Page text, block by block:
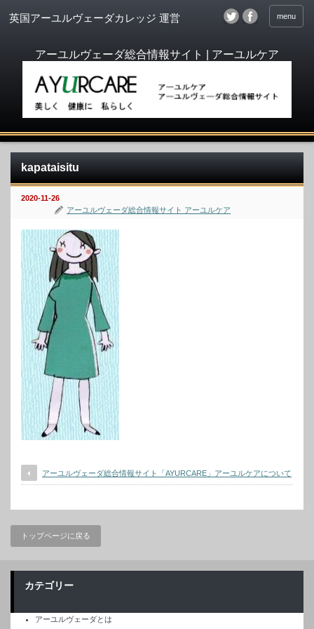
menu
英国アーユルヴェーダカレッジ 運営
kapataisitu
2020-11-26
アーユルヴェーダ総合情報サイト アーユルケア
アーユルヴェーダ総合情報サイト「AYURCARE」アーユルケアについて
トップページに戻る
カテゴリー
アーユルヴェーダとは